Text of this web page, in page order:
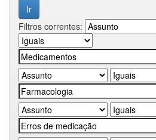
Filtros correntes: